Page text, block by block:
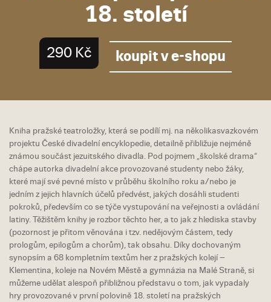
18. století
290 Kč koupit v e-shopu
Kniha pražské teatroložky, která se podílí mj. na několikasvazkovém
projektu České divadelní encyklopedie, detailně přibližuje nejméně
známou součást jezuitského divadla. Pod pojmem „školské drama“
chápe autorka divadelní akce provozované studenty nebo žáky,
které mají své pevné místo v průběhu školního roku a/nebo je
jedním z jejich hlavních účelů předvést, jakých dosáhli studenti
pokroků, především co se týče vystupování na veřejnosti a ovládání
latiny. Těžištěm knihy je rozbor těchto her, a to jak z hlediska stavby
(pozornost je přitom věnována i tzv. nedějovým částem, tedy
prologům, epilogům a chorům), tak obsahu. Díky dochovaným
synopsím a 68 kompletním textům her z pražských kolejí –
Klementina, koleje na Novém Městě a gymnázia na Malé Straně, si
můžeme udělat alespoň přibližnou představu o tom, jak vypadaly
hry provozované v první polovině 18. století na pražských